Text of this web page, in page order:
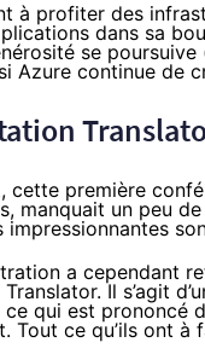
à profiter des
dans sa
se
Azure continue de
cette première
manquait un peu
impressionnantes
a cependant
Il s’agit
qui est prononcé
Tout ce qu’ils ont à